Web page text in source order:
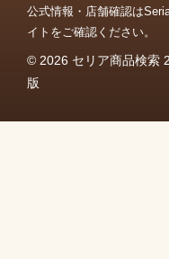
公式情報・店舗確認は
イトをご確認ください。
© 2026 セリア商品検索
版